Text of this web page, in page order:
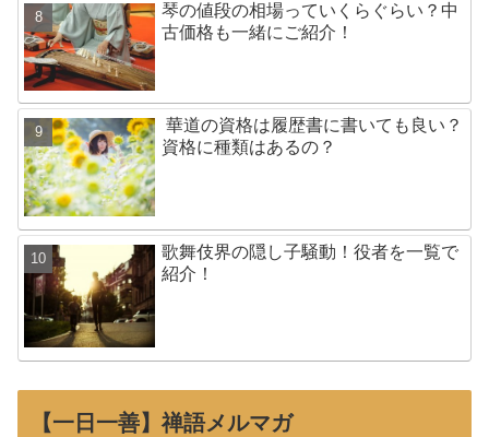
琴の値段の相場っていくらぐらい？中
古価格も一緒にご紹介！
華道の資格は履歴書に書いても良い？
資格に種類はあるの？
歌舞伎界の隠し子騒動！役者を一覧で
紹介！
【一日一善】禅語メルマガ